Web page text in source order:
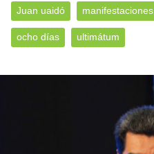
Juan uaidó manifestaciones
ocho días ultimátum